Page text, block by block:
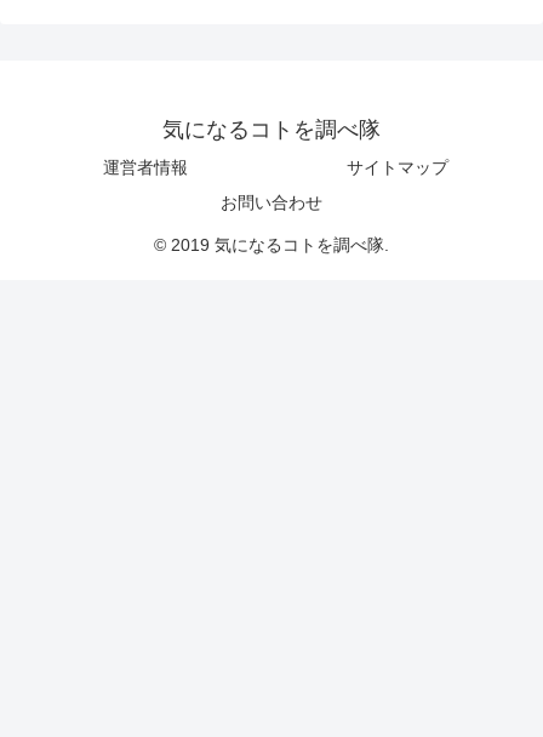
気になるコトを調べ隊
運営者情報
サイトマップ
お問い合わせ
© 2019 気になるコトを調べ隊.